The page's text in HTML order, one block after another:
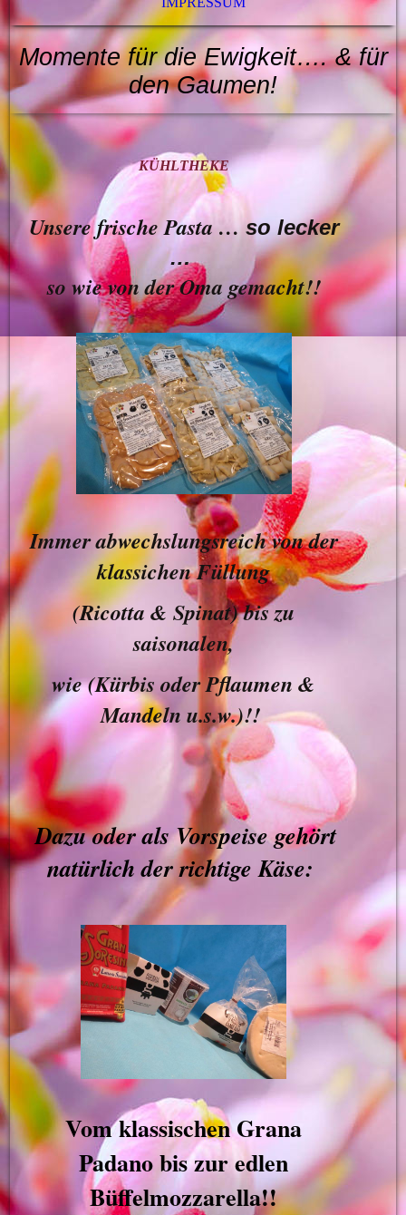
Momente für die Ewigkeit…. & für
denGaumen!
KÜHLTHEKE
Unsere frische Pasta …so lecker
…
so wie von der Oma gemacht!!
Immer abwechslungsreich von der
klassichen Füllung
(Ricotta & Spinat) bis zu
saisonalen,
wie (Kürbis oder Pflaumen &
Mandeln u.s.w.)!!
Dazu oder als Vorspeise gehört
natürlichderrichtige Käse:
Vom klassischen Grana
Padano bis zur edlen
Büffelmozzarella!!